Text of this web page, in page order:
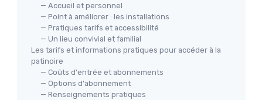
Voir l'offre
— Accueil et personnel
— Point à améliorer : les installations
— Pratiques tarifs et accessibilité
— Un lieu convivial et familial
Les tarifs et informations pratiques pour accéder à la
patinoire
— Coûts d'entrée et abonnements
— Options d'abonnement
— Renseignements pratiques